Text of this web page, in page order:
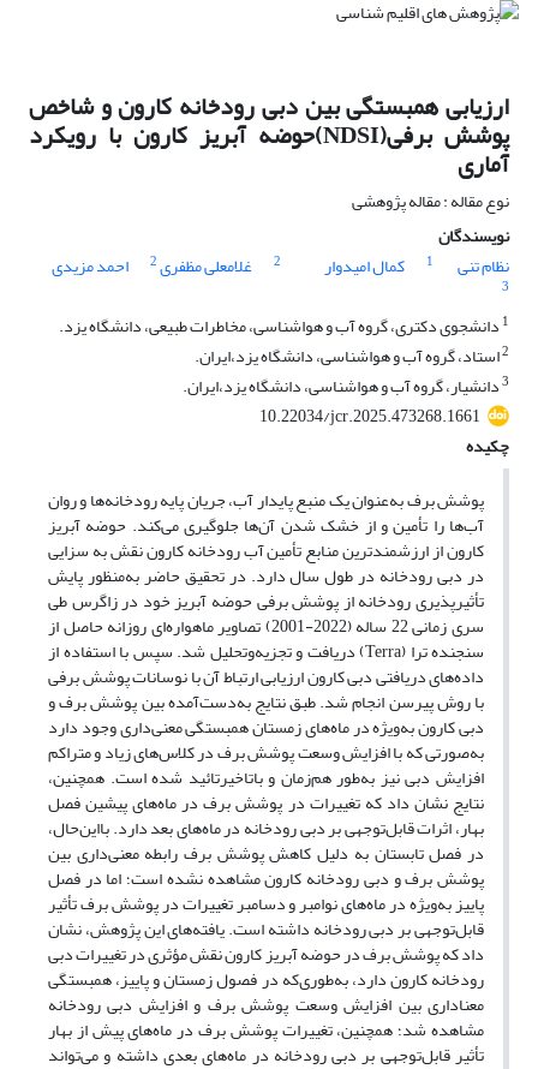
ارزیابی همبستگی بین دبی رودخانه کارون و شاخص
پوشش برفی(NDSI)حوضه آبریز کارون با رویکرد
آماری
نوع مقاله : مقاله پژوهشی
نویسندگان
نظام تنی
1 کمال امیدوار 2 غلامعلی مظفری2 احمد مزیدی
3
1 دانشجوی دکتری، گروه آب و هواشناسی، مخاطرات طبیعی، دانشگاه یزد.
2استاد، گروه آب و هواشناسی، دانشگاه یزد،ایران.
3دانشیار، گروه آب و هواشناسی، دانشگاه یزد،ایران.
10.22034/jcr.2025.473268.1661
چکیده
پوشش برف به‌عنوان یک منبع پایدار آب، جریان پایه رودخانه‌ها و روان
آب‌ها را تأمین و از خشک شدن آن‌ها جلوگیری می‌کند. حوضه آبریز
کارون از ارزشمندترین منابع تأمین آب رودخانه کارون نقش به سزایی
در دبی رودخانه در طول سال دارد. در تحقیق حاضر به‌منظور پایش
تأثیرپذیری رودخانه از پوشش برفی حوضه آبریز خود در زاگرس طی
سری زمانی 22 ساله (2022-2001) تصاویر ماهواره‌ای روزانه حاصل از
سنجنده ترا (Terra) دریافت و تجزیه‌وتحلیل شد. سپس با استفاده از
داده‌های دریافتی دبی کارون ارزیابی ارتباط آن با نوسانات پوشش برفی
با روش پیرسن انجام شد. طبق نتایج به‌دست‌آمده بین پوشش برف و
دبی کارون به‌ویژه در ماه‌های زمستان همبستگی معنی‌داری وجود دارد
به‌صورتی که با افزایش وسعت پوشش برف در کلاس‌های زیاد و متراکم
افزایش دبی نیز به‌طور هم‌زمان و باتاخیرتائید شده است. همچنین،
نتایج نشان داد که تغییرات در پوشش برف در ماه‌های پیشین فصل
بهار، اثرات قابل‌توجهی بر دبی رودخانه در ماه‌های بعد دارد. بااین‌حال،
در فصل تابستان به دلیل کاهش پوشش برف رابطه معنی‌داری بین
پوشش برف و دبی رودخانه کارون مشاهده نشده است؛ اما در فصل
پاییز به‌ویژه در ماه‌های نوامبر و دسامبر تغییرات در پوشش برف تأثیر
قابل‌توجهی بر دبی رودخانه داشته است. یافته‌های این پژوهش، نشان
داد که پوشش برف در حوضه آبریز کارون نقش مؤثری در تغییرات دبی
رودخانه کارون دارد، به‌طوری‌که در فصول زمستان و پاییز، همبستگی
معناداری بین افزایش وسعت پوشش برف و افزایش دبی رودخانه
مشاهده شد؛ همچنین، تغییرات پوشش برف در ماه‌های پیش از بهار
تأثیر قابل‌توجهی بر دبی رودخانه در ماه‌های بعدی داشته و می‌تواند